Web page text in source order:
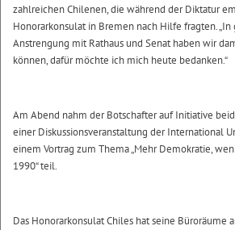
zahlreichen Chilenen, die während der Diktatur
Honorarkonsulat in Bremen nach Hilfe fragten.
Anstrengung mit Rathaus und Senat haben wir
können, dafür möchte ich mich heute bedanken.“
Am Abend nahm der Botschafter auf Initiative
einer Diskussionsveranstaltung der International
einem Vortrag zum Thema „Mehr Demokratie,
1990“ teil.
Das Honorarkonsulat Chiles hat seine Büroräume